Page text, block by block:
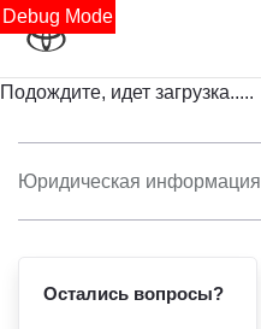
Debug Mode
Подождите, идет загрузка.....
Юридическая информация
Остались вопросы?